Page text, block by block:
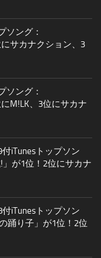
ソング：
にサカナクション、3
ソング：
M!LK、3位にサカナ
付iTunesトップソン
が1位！2位にサカナ
付iTunesトップソン
踊り子」が1位！2位